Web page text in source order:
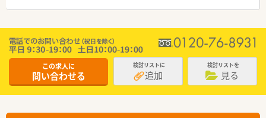
この求人に
問い合わせる
検討リストに
追加
検討リストを
見る